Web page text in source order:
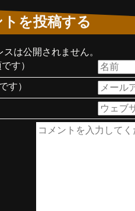
を投稿する
スは公開されません。
す）
す）